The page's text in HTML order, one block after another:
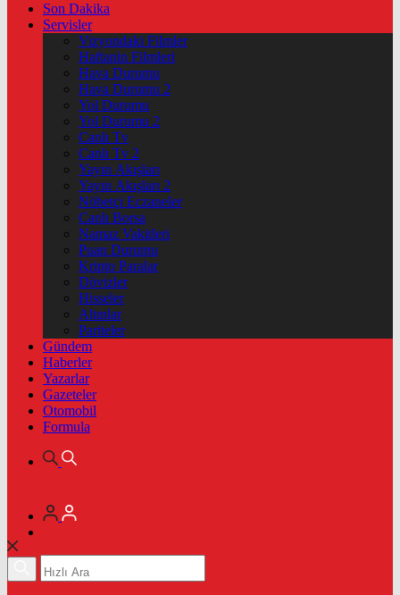
Son Dakika
Servisler
Vizyondaki Filmler
Haftanin Filmleri
Hava Durumu
Hava Durumu 2
Yol Durumu
Yol Durumu 2
Canlı Tv
Canlı Tv 2
Yayın Akışları
Yayın Akışları 2
Nöbetçi Eczaneler
Canlı Borsa
Namaz Vakitleri
Puan Durumu
Kripto Paralar
Dövizler
Hisseler
Altınlar
Pariteler
Gündem
Haberler
Yazarlar
Gazeteler
Otomobil
Formula